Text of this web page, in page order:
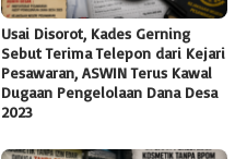
Usai Disorot, Kades Gerning
Sebut Terima Telepon dari Kejari
Pesawaran, ASWIN Terus Kawal
Dugaan Pengelolaan Dana Desa
2023